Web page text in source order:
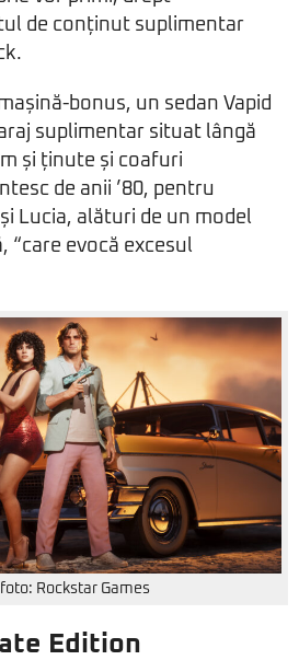
de conținut suplimentar
bonus, un sedan Vapid
suplimentar situat lângă
și ținute și coafuri
de anii ’80, pentru
Lucia, alături de un model
“care evocă excesul
Rockstar Games
Edition